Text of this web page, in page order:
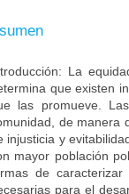
La
que existen
las promueve.
de manera
injusticia y
mayor población
de
para el